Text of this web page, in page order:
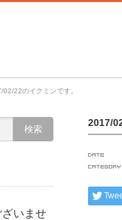
02/22のイクミンです。
2017/
いませ